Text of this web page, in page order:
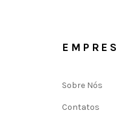
Sobre Nós
Contatos